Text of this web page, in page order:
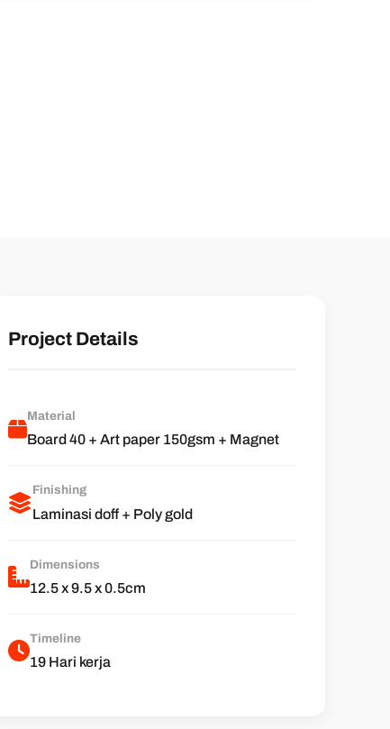
Project Details
Material
Board 40 + Art paper 150gsm + Magnet
Finishing
Laminasi doff + Poly gold
Dimensions
12.5 x 9.5 x 0.5cm
Timeline
19 Hari kerja